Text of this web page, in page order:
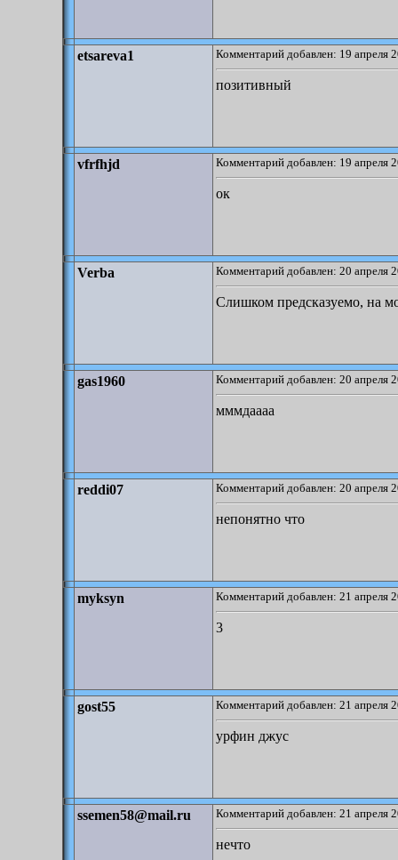
etsareva1 Комментарий добавлен: 19 апреля
позитивный
vfrfhjd Комментарий добавлен: 19 апреля
ок
Verba Комментарий добавлен: 20 апреля
Слишком предсказуемо, на
gas1960 Комментарий добавлен: 20 апреля
мммдаааа
reddi07 Комментарий добавлен: 20 апреля
непонятно что
myksyn Комментарий добавлен: 21 апреля
3
gost55 Комментарий добавлен: 21 апреля
урфин джус
ssemen58@mail.ru Комментарий добавлен: 21 апреля
нечто